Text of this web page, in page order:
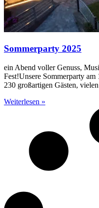
Sommerparty 2025
ein Abend voller Genuss,
Fest!Unsere Sommerparty
230 großartigen Gästen, vielen
Weiterlesen »